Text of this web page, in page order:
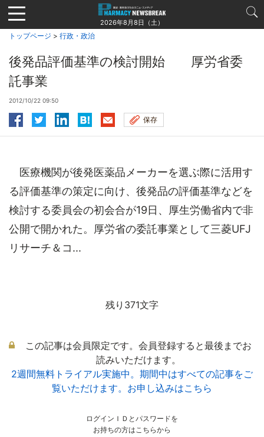
Jump
to
navigation
2026年8月8日（土）
トップページ > 行政・政治
後発品評価基準の検討開始 厚労省委
託事業
2012/10/22 09:50
保存
医療機関が後発医薬品メーカーを選ぶ際に活用す
る評価基準の策定に向け、後発品の評価基準などを
検討する委員会の初会合が19日、厚生労働省内で非
公開で開かれた。厚労省の委託事業として三菱UFJ
リサーチ＆コ...
残り371文字
この記事は会員限定です。会員登録すると最後までお
読みいただけます。
2週間無料トライアル実施中。期間中はすべての記事をご
覧いただけます。お申し込みはこちら
ログインＩＤとパスワードを
お持ちの方はこちらから